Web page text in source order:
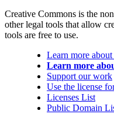
Creative Commons is the
other legal tools that allow
tools are free to use.
Learn more
Learn more
Support our work
Use the license
Licenses List
Public Domain